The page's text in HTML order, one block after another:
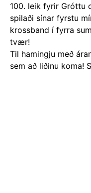
100. leik fyrir Gróttu
spilaði sínar fyrstu
krossband í fyrra
tvær!
Til hamingju með
sem að liðinu koma!